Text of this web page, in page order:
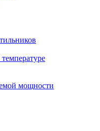
мощности